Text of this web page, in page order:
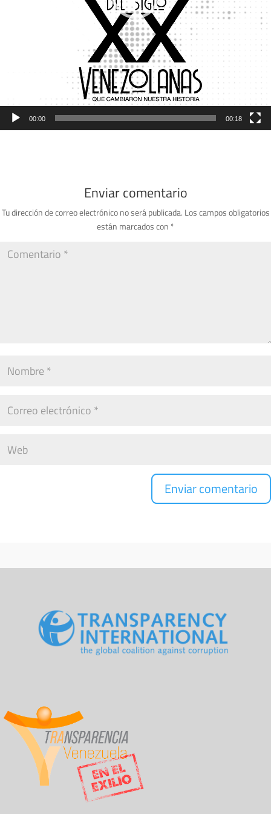
00:00 00:18
Enviar comentario
Tu dirección de correo electrónico no será publicada. Los campos obligatorios
están marcados con *